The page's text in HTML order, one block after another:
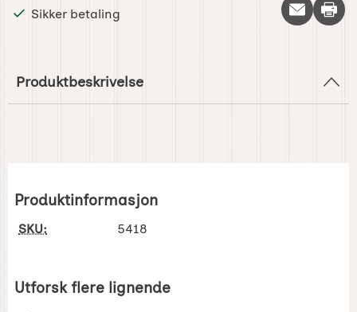
Sikker betaling Skriv
Produktbeskrivelse
Produktinformasjon
SKU: 5418
Utforsk flere lignende